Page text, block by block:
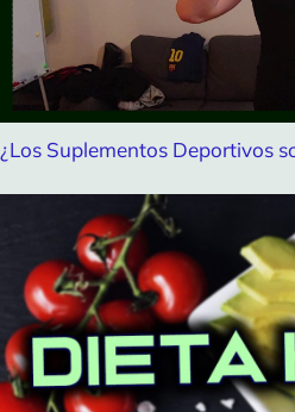
¿Los Suplementos Deportivos